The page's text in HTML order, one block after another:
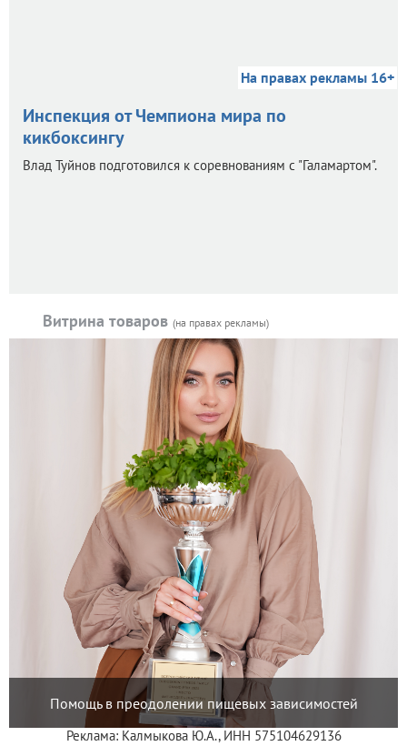
На правах рекламы 16+
Инспекция от Чемпиона мира по
кикбоксингу
Влад Туйнов подготовился к соревнованиям с "Галамартом".
Витрина товаров (на правах рекламы)
Помощь в преодолении пищевых зависимостей
Реклама: Калмыкова Ю.А., ИНН 575104629136